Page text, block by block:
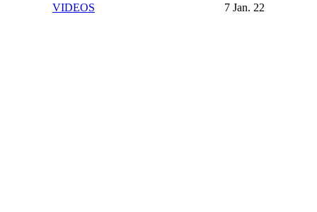
VIDEOS 7 Jan. 22